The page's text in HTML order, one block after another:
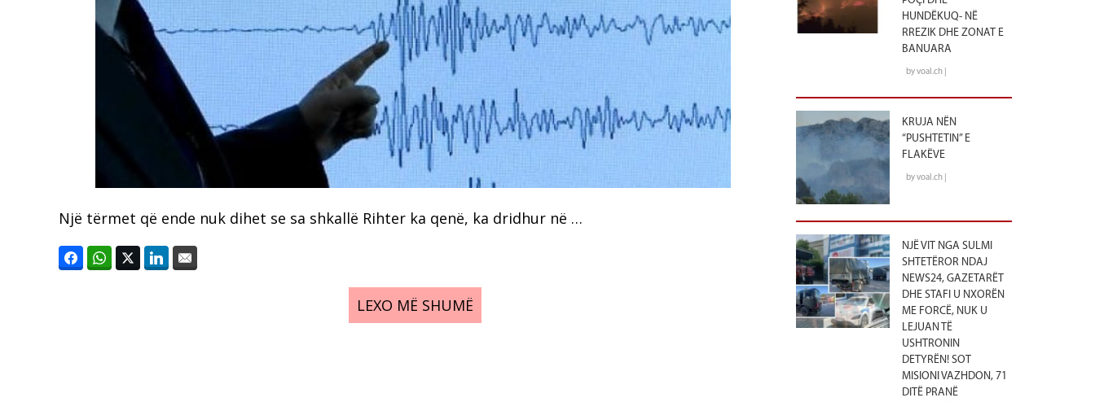
Një tërmet që ende nuk dihet se sa shkallë Rihter ka qenë, ka dridhur në …
LEXO MË SHUMË
HUNDËKUQ- NË
RREZIK DHE ZONAT E
BANUARA
by voal.ch |
KRUJA NËN
“PUSHTETIN” E
FLAKËVE
by voal.ch |
NJË VIT NGA SULMI
SHTETËROR NDAJ
NEWS24, GAZETARËT
DHE STAFI U NXORËN
ME FORCË, NUK U
LEJUAN TË
USHTRONIN
DETYRËN! SOT
MISIONI VAZHDON, 71
DITË PRANË